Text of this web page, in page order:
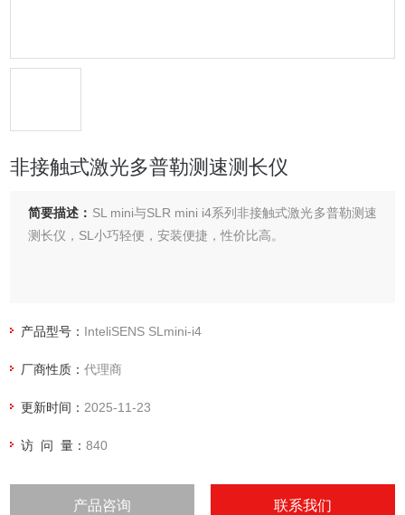
非接触式激光多普勒测速测长仪
简要描述： SL mini与SLR mini i4系列非接触式激光多普勒测速
测长仪，SL小巧轻便，安装便捷，性价比高。
产品型号： InteliSENS SLmini-i4
厂商性质：代理商
更新时间： 2025-11-23
访 问 量：840
产品咨询 联系我们